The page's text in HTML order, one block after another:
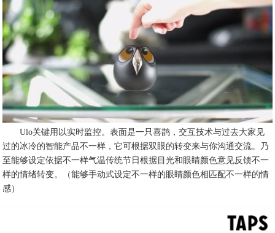
Ulo关键用以实时监控。表面是一只喜鹊，交互技术与过去大家见
过的冰冷的智能产品不一样，它可根据双眼的转变来与你沟通交流。乃
至能够设定依据不一样气温传统节日根据目光和眼睛颜色意见反馈不一
样的情绪转变。（能够手动式设定不一样的眼睛颜色相匹配不一样的情
感）